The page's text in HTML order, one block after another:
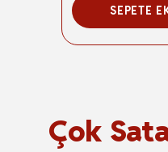
SEPETE
Çok